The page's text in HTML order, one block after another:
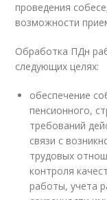
проведения
возможности
Обработка ПДн
следующих целях:
обеспечение
пенсионного,
требований
связи с
трудовых
контроля
работы, учета